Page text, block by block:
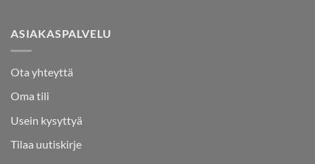
ASIAKASPALVELU
Ota yhteyttä
Oma tili
Usein kysyttyä
Tilaa uutiskirje